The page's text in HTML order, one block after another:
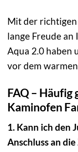
Mit der
lange Freude an
Aqua 2.0 haben
vor dem
FAQ – Häufig
Kaminofen
1. Kann ich den
Anschluss an